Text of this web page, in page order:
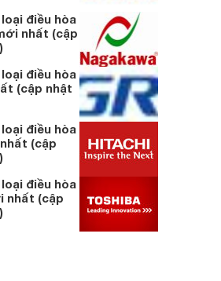
điều hòa
nhất (cập
điều hòa
(cập nhật
điều hòa
(cập
điều hòa
nhất (cập